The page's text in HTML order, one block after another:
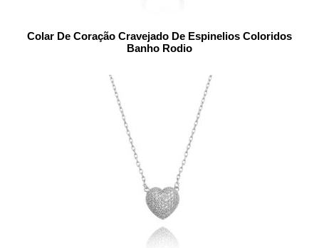
Colar De Coração Cravejado De Espinelios Coloridos
Banho Rodio